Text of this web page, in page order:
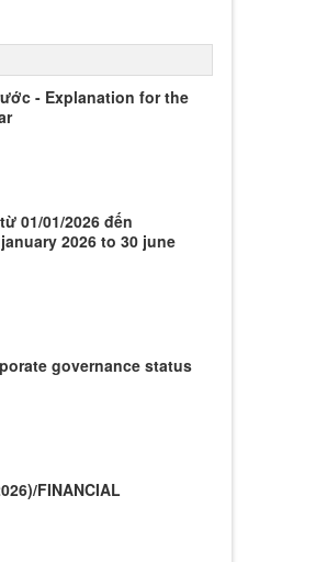
- Explanation for the
01/01/2026 đến
2026 to 30 june
governance status
FINANCIAL